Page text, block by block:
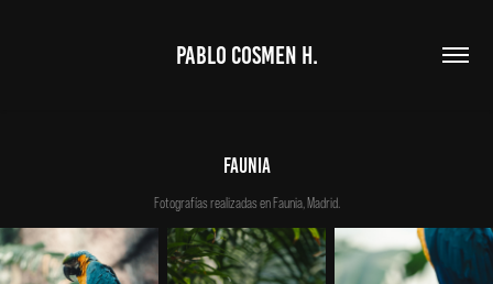
PABLO COSMEN H.
FAUNIA‎
Fotografías realizadas en Faunia, Madrid.